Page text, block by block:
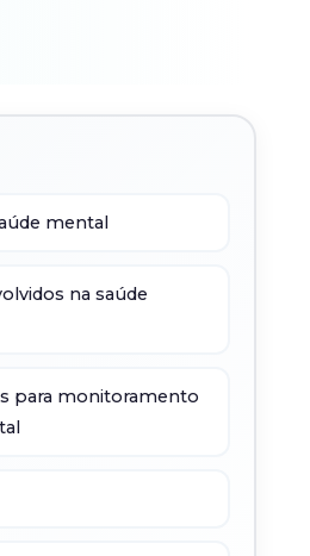
mental
na saúde
para monitoramento